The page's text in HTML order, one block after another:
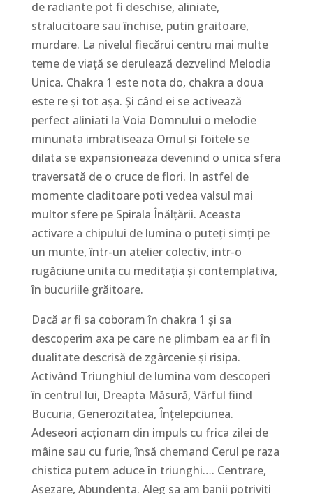
de radiante pot fi deschise, aliniate,
stralucitoare sau închise, putin graitoare,
murdare. La nivelul fiecărui centru mai multe
teme de viață se derulează dezvelind Melodia
Unica. Chakra 1 este nota do, chakra a doua
este re și tot așa. Și când ei se activează
perfect aliniati la Voia Domnului o melodie
minunata imbratiseaza Omul și foitele se
dilata se expansioneaza devenind o unica sfera
traversată de o cruce de flori. In astfel de
momente claditoare poti vedea valsul mai
multor sfere pe Spirala Înălțării. Aceasta
activare a chipului de lumina o puteți simți pe
un munte, într-un atelier colectiv, intr-o
rugăciune unita cu meditația și contemplativa,
în bucuriile grăitoare.
Dacă ar fi sa coboram în chakra 1 și sa
descoperim axa pe care ne plimbam ea ar fi în
dualitate descrisă de zgârcenie și risipa.
Activând Triunghiul de lumina vom descoperi
în centrul lui, Dreapta Măsură, Vârful fiind
Bucuria, Generozitatea, Înțelepciunea.
Adeseori acționam din impuls cu frica zilei de
mâine sau cu furie, însă chemand Cerul pe raza
chistica putem aduce în triunghi…. Centrare,
Așezare, Abundenta. Aleg sa am banii potriviți